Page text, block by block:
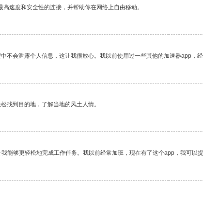
速度和安全性的连接，并帮助你在网络上自由移动。
不会泄露个人信息，这让我很放心。我以前使用过一些其他的加速器app，
找到目的地，了解当地的风土人情。
能够更轻松地完成工作任务。我以前经常加班，现在有了这个app，我可以